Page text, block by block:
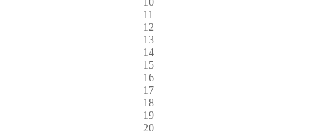
11
12
13
14
15
16
17
18
19
20